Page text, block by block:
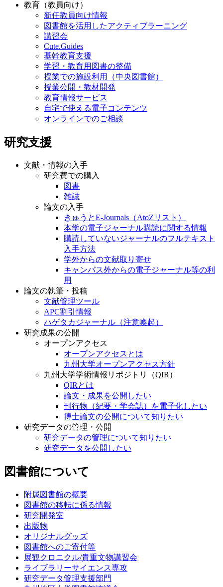
教育（教員向け）
新任教員向け情報
図書館を活用したアクティブラーニング
講習会
Cute.Guides
基幹教育支援
学習・教育用図書の整備
授業での施設利用（中央図書館）
授業公開・教材開発
教育情報サービス
自宅で使える電子コンテンツ
オンラインでのご相談
研究支援
文献・情報の入手
研究費での購入
図書
雑誌
論文の入手
きゅうとE-Journals（AtoZリスト）
本学の電子ジャーナル購読に関する情報
購読していないジャーナルのフルテキスト
入手方法
学外からの文献取り寄せ
キャンパス外からの電子ジャーナル等の利
用
論文の執筆・投稿
文献管理ツール
APC割引情報
ハゲタカジャーナル（注意喚起）
研究成果の公開
オープンアクセス
オープンアクセスとは
九州大学オープンアクセス方針
九州大学学術情報リポジトリ（QIR）
QIRとは
論文・成果を公開したい
刊行物（紀要・学会誌）を電子化したい
博士論文の公開について知りたい
研究データの管理・公開
研究データの管理について知りたい
研究データを公開したい
図書館について
附属図書館の概要
図書館の移転に係る情報
研究開発室
出版物
オリジナルグッズ
図書館へのご寄付等
展観クロニクル/貴重文物講習会
ライブラリーサイエンス専攻
研究データ管理支援部門